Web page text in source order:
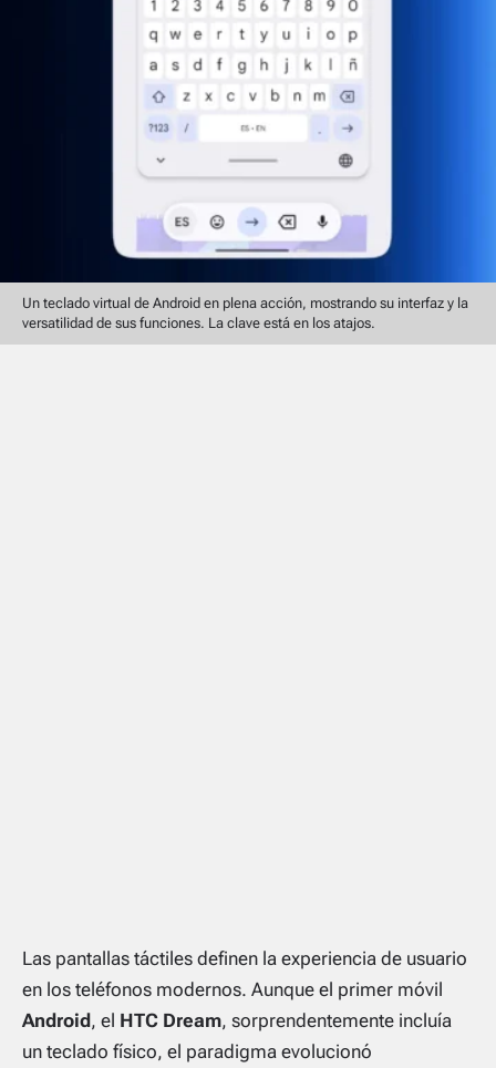
Un teclado virtual de Android en plena acción, mostrando su interfaz y la
versatilidad de sus funciones. La clave está en los atajos.
Las pantallas táctiles definen la experiencia de usuario
en los teléfonos modernos. Aunque el primer móvil
Android, el HTC Dream, sorprendentemente incluía
un teclado físico, el paradigma evolucionó